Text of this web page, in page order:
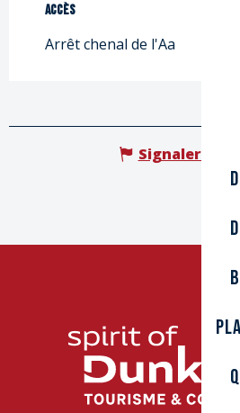
Accès
Accès
Arrêt chenal de l'Aa
Signaler une